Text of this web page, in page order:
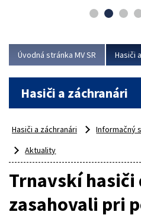
Úvodná stránka MV SR Hasiči
Hasiči a záchranári
Hasiči a záchranári Informačný
Aktuality
Trnavskí hasiči
zasahovali pri